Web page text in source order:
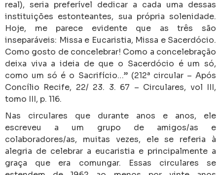
real), seria preferível dedicar a cada uma dessas
instituições estonteantes, sua própria solenidade.
Hoje, me parece evidente que as três são
inseparáveis: Missa e Eucaristia, Missa e Sacerdócio.
Como gosto de concelebrar! Como a concelebração
deixa viva a ideia de que o Sacerdócio é um só,
como um só é o Sacrifício…” (212ª circular – Após
Concílio Recife, 22/ 23. 3. 67 – Circulares, vol III,
tomo III, p. 116.
Nas circulares que durante anos e anos, ele
escreveu a um grupo de amigos/as e
colaboradores/as, muitas vezes, ele se referia à
alegria de celebrar a eucaristia e principalmente a
graça que era comungar. Essas circulares se